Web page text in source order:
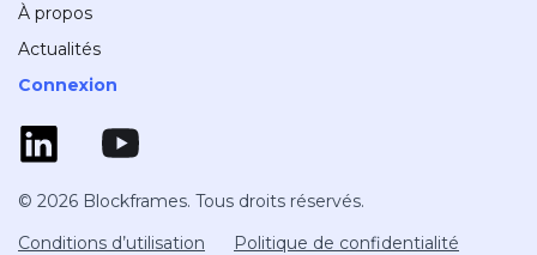
À propos
Actualités
Connexion
© 2026 Blockframes. Tous droits réservés.
Conditions d’utilisation
Politique de confidentialité